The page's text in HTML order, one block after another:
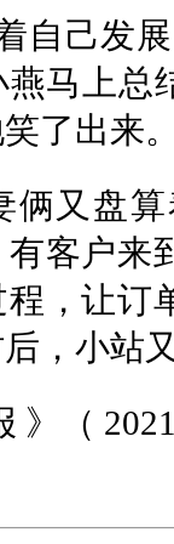
自己发
马上总
了出来
俩又盘
客户来
，让订
后，小
》（